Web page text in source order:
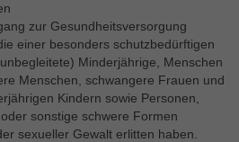
zur Gesundheitsversorgung
einer besonders schutzbedürftigen
Minderjährige, Menschen
Menschen, schwangere Frauen und
Kindern sowie Personen,
sonstige schwere Formen
sexueller Gewalt erlitten haben.